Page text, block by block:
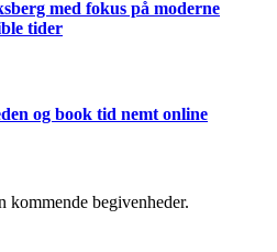
med fokus på moderne
tider
og book tid nemt online
kommende begivenheder.